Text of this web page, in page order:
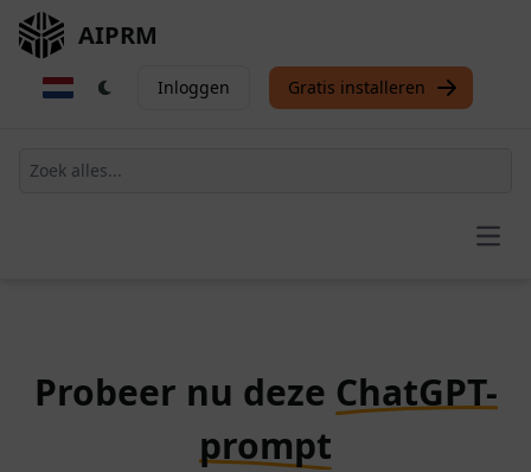
AIPRM
Inloggen Gratis installeren
Probeer nu deze ChatGPT-
prompt